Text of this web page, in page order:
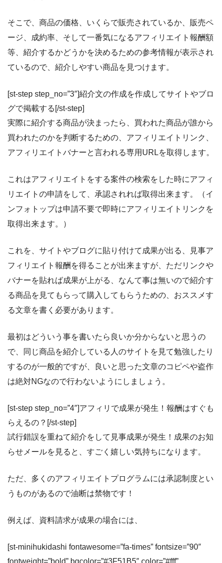
そこで、商品の価格、いくらで販売されているか、販売ペ
ージ、成約率、そして一番気になるアフィリエイト報酬額
等、紹介するかどうかを決めるための参考情報が表示され
ているので、紹介しやすい商品を見つけます。
[st-step step_no=”3″]紹介文の作成を作成してサイトやブロ
グで掲載する[/st-step]
実際に紹介する商品が決まったら、買われた商品が誰から
買われたのかを判断するための、アフィリエイトリンク、
アフィリエイトバナーと言われる専用URLを取得します。
これはアフィリエイトをする案件の検索をした時にアフィ
リエイトの申請をして、承認されれば取得出来ます。（イ
ンフォトップは申請不要で即時にアフィリエイトリンクを
取得出来ます。
）
これを、サイトやブログに貼り付けて成果が出る、見事ア
フィリエイト報酬を得ることが出来ますが、ただリンクや
バナーを貼れば成果が上がる、なんて事は無いので紹介す
る商品を見てもらって購入してもらうための、おススメす
る文章を書く必要があります。
最初はどういう事を書いたら良いか分からないと思うの
で、同じ商品を紹介している人のサイトを見て勉強したり
するのが一般的ですが、良いと思った文章のコピペや盗作
は絶対NGなので行わないようにしましょう。
[st-step step_no=”4″]アフィリで成果が発生！報酬はすぐも
らえるの？[/st-step]
試行錯誤を重ねて紹介をして見事成果が発生！成果のお知
らせメールを見ると、すごく嬉しい気持ちになります。
ただ、多くのアフィリエイトプログラムには承認制度とい
うものがあるので油断は禁物です！
例えば、資料請求が成果の場合には、
[st-minihukidashi fontawesome=”fa-times” fontsize=”90″
fontweight=”bold” bgcolor=”#3F51B5″ color=”#fff”